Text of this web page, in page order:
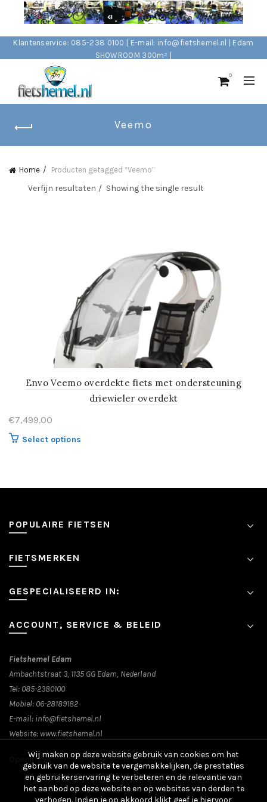
Klantenservice: 085-238 0100 | E-mail: info@fietshemel.nl | Edam
SHOWROOM 300m² |
0
Veemo
Home Producten getagged “Veemo”
Verfijn resultaten Showing the single result
Envo Veemo overdekte fiets met ondersteuning
driewieler overdekt
€7,499.00
Select options
POPULAIRE FIETSEN
FIETSMERKEN
GESPECIALISEERD IN:
ACCOUNT, SERVICE & BELEID
Fietshemel Edam
Ambachtstraat 3, 1135 GG Edam, Nederland
Tel: 085-2380100
Mobiel: 06-28189182
E-mail: info@fietshemel.nl
Website: www.fietshemel.nl
Openingstijden: Ma-Vr 09:30-18:00, Za 09:30-18:00
Wij maken op deze website gebruik van cookies om het
gebruik van de website te vergemakkelijken, de prestaties
en gebruikerservaring te verbeteren en de relevantie van
het aanbod op deze website en op websites van derden te
verhogen. Indien je op akkoord klikt geef je hiervoor